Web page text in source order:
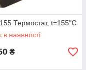
Термостат, t=155"C
наявності
₴